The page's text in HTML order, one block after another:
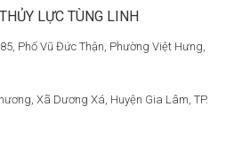
LỰC TÙNG LINH
Phố Vũ Đức Thận, Phường Việt Hưng,
Xã Dương Xá, Huyện Gia Lâm, TP.